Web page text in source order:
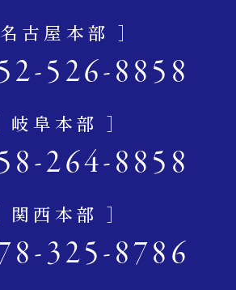
名古屋本部 ］
526-8858
岐阜本部 ］
264-8858
関西本部 ］
325-8786